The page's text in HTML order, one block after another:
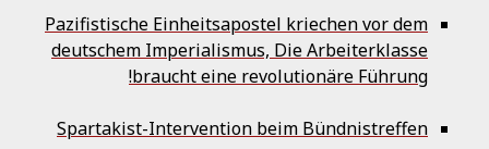
Pazifistische Einheitsapostel kriechen vor dem
deutschem Imperialismus, Die Arbeiterklasse
braucht eine revolutionäre Führung!
Spartakist-Intervention beim Bündnistreffen